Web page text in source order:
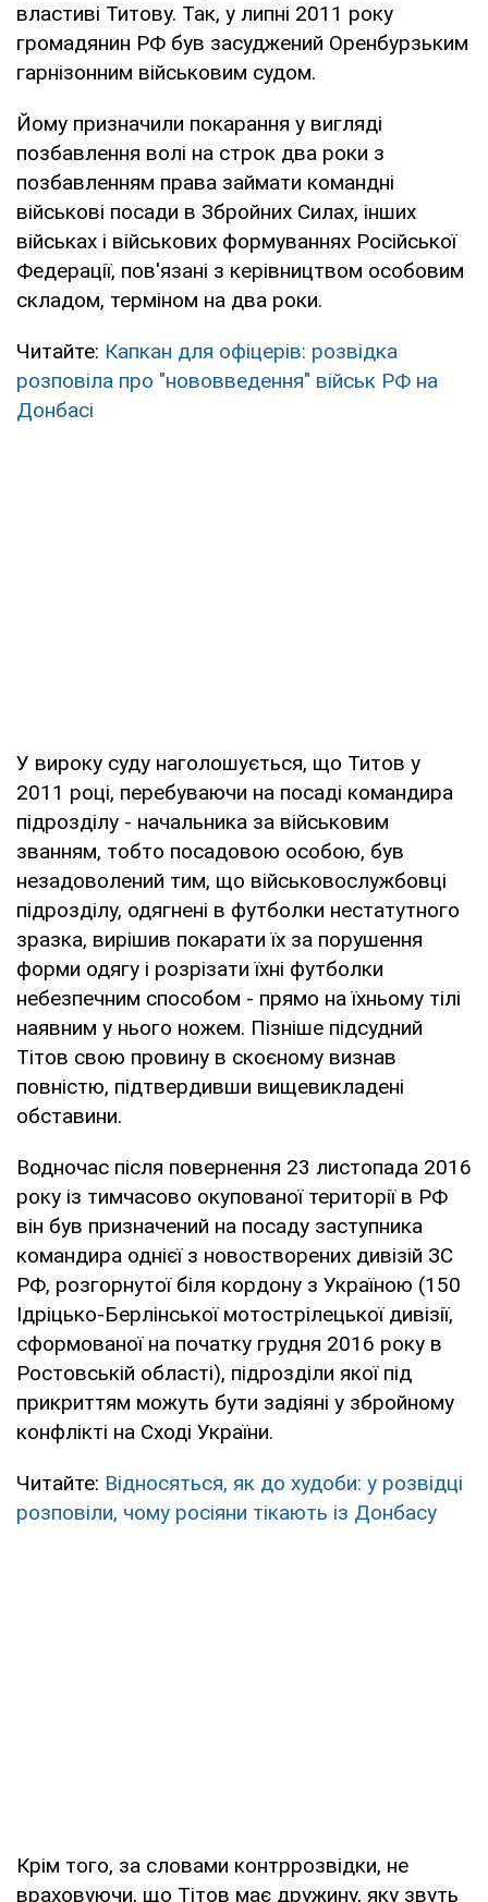
властиві Титову. Так, у липні 2011 року
громадянин РФ був засуджений Оренбурзьким
гарнізонним військовим судом.
Йому призначили покарання у вигляді
позбавлення волі на строк два роки з
позбавленням права займати командні
військові посади в Збройних Силах, інших
військах і військових формуваннях Російської
Федерації, пов'язані з керівництвом особовим
складом, терміном на два роки.
Читайте: Капкан для офіцерів: розвідка
розповіла про "нововведення" військ РФ на
Донбасі
У вироку суду наголошується, що Титов у
2011 році, перебуваючи на посаді командира
підрозділу - начальника за військовим
званням, тобто посадовою особою, був
незадоволений тим, що військовослужбовці
підрозділу, одягнені в футболки нестатутного
зразка, вирішив покарати їх за порушення
форми одягу і розрізати їхні футболки
небезпечним способом - прямо на їхньому тілі
наявним у нього ножем. Пізніше підсудний
Тітов свою провину в скоєному визнав
повністю, підтвердивши вищевикладені
обставини.
Водночас після повернення 23 листопада 2016
року із тимчасово окупованої території в РФ
він був призначений на посаду заступника
командира однієї з новостворених дивізій ЗС
РФ, розгорнутої біля кордону з Україною (150
Ідріцько-Берлінської мотострілецької дивізії,
сформованої на початку грудня 2016 року в
Ростовській області), підрозділи якої під
прикриттям можуть бути задіяні у збройному
конфлікті на Сході України.
Читайте: Відносяться, як до худоби: у розвідці
розповіли, чому росіяни тікають із Донбасу
Крім того, за словами контррозвідки, не
враховуючи, що Тітов має дружину, яку звуть